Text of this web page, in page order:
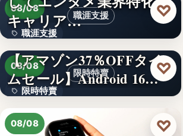
職涯支援
08/08
職涯支援
文字
キャリア…
♡
限時特賣
08/08
限時特賣
15,800円
【アマゾン37％OFFタイ
ムセール】Android 16…
♡
08/08 ♡